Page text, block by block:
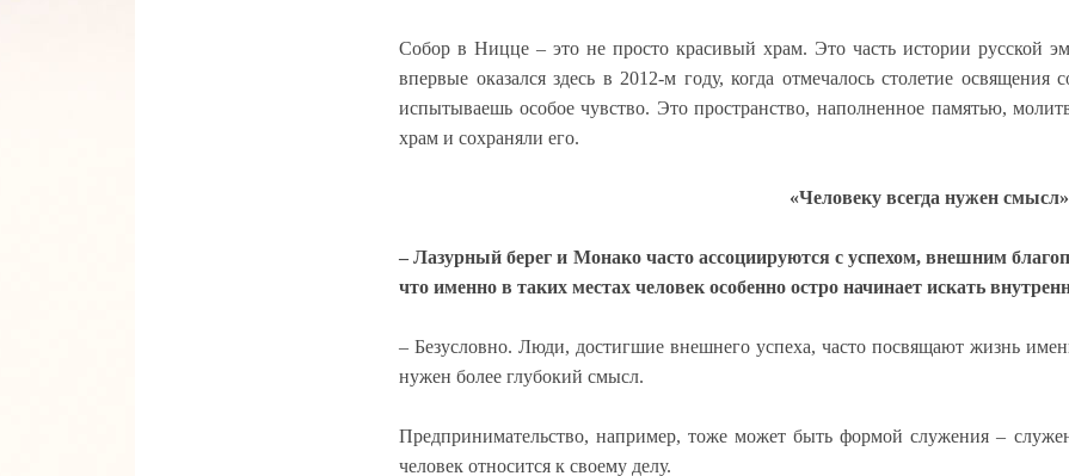
Собор в Ницце – это не просто красивый храм. Это часть истории русской
впервые оказался здесь в 2012-м году, когда отмечалось столетие
испытываешь особое чувство. Это пространство, наполненное памятью,
храм и сохраняли его.
«Человеку всегда нужен смысл»
– Лазурный берег и Монако часто ассоциируются с успехом, внешним
что именно в таких местах человек особенно остро начинает искать
– Безусловно. Люди, достигшие внешнего успеха, часто посвящают жизнь
нужен более глубокий смысл.
Предпринимательство, например, тоже может быть формой служения –
человек относится к своему делу.